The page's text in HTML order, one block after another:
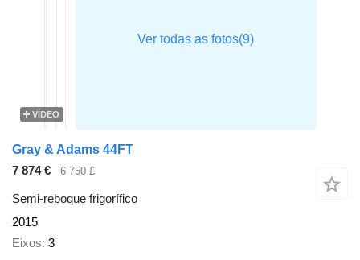
VÍDEO
Gray & Adams 44FT
7 874 €
6 750 £
Semi-reboque frigorífico
2015
Eixos 3